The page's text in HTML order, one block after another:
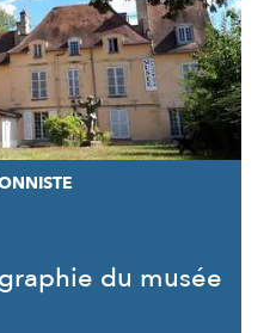
du musée